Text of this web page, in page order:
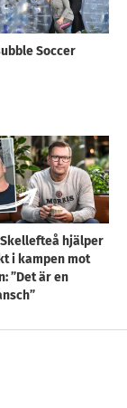
Soccer
hjälper
i kampen mot
”Det är en